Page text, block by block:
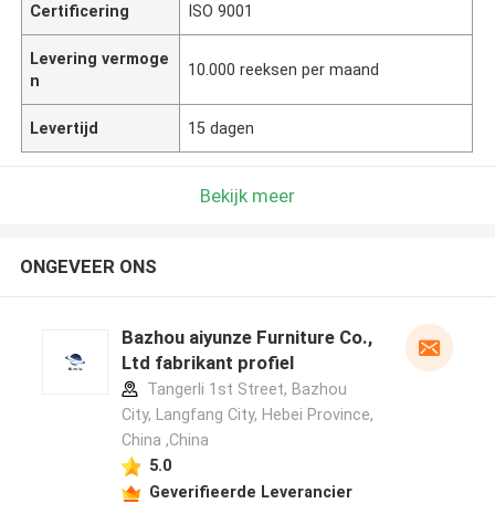
Certificering ISO 9001
Levering vermoge
n
10.000 reeksen per maand
Levertijd 15 dagen
Bekijk meer
ONGEVEER ONS
Bazhou aiyunze Furniture Co.,
Ltd fabrikant profiel
Tangerli 1st Street, Bazhou
City, Langfang City, Hebei Province,
China ,China
5.0
Geverifieerde Leverancier